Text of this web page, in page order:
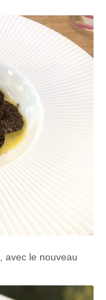
, avec le nouveau